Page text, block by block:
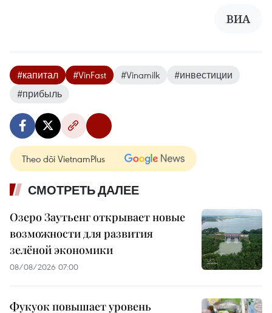
ВИА
#капитал #VinFast #Vinamilk
#инвестиции
#прибыль
Theo dõi VietnamPlus
СМОТРЕТЬ ДАЛЕЕ
Озеро Заутьенг открывает новые
возможности для развития
зелёной экономики
08/08/2026 07:00
Фукуок повышает уровень